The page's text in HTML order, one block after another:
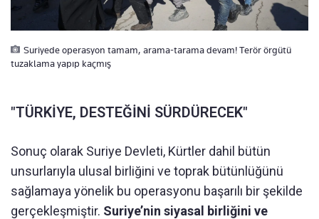
Suriyede operasyon tamam, arama-tarama devam! Terör örgütü
tuzaklama yapıp kaçmış
"TÜRKİYE, DESTEĞİNİ SÜRDÜRECEK"
Sonuç olarak Suriye Devleti, Kürtler dahil bütün
unsurlarıyla ulusal birliğini ve toprak bütünlüğünü
sağlamaya yönelik bu operasyonu başarılı bir şekilde
gerçekleşmiştir. Suriye’nin siyasal birliğini ve